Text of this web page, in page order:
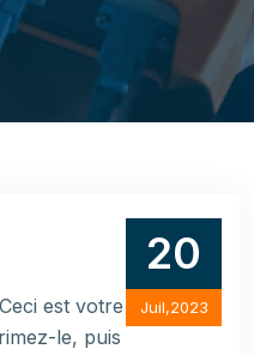
20
Juil,2023
est votre premier
le, puis